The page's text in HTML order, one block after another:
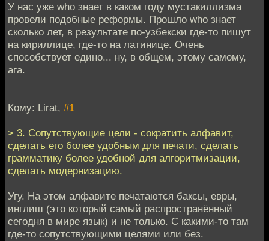
У нас уже who знает в каком году мустакиллизма
провели подобные реформы. Прошло who знает
сколько лет, в результате по-узбекски где-то пишут
на кириллице, где-то на латинице. Очень
способствует едино... ну, в общем, этому самому,
ага.
Кому: Lirat, #1
> 3. Сопутствующие цели - сократить алфавит,
сделать его более удобным для печати, сделать
грамматику более удобной для алгоритмизации,
сделать модернизацию.
Угу. На этом алфавите печатаются баксы, евры,
инглиш (это который самый распространённый
сегодня в мире язык) и не только. С какими-то там
где-то сопутствующими целями или без.